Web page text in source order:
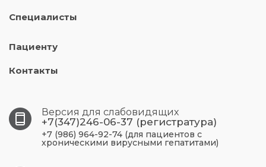
Специалисты
Пациенту
Контакты
Версия для слабовидящих
+7(347)246-06-37 (регистратура)
+7 (986) 964-92-74 (для пациентов с
хроническими вирусными гепатитами)